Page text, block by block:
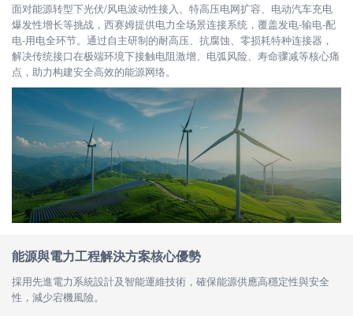
面对能源转型下光伏/风电波动性接入、特高压电网扩容、电动汽车充电
爆发性增长等挑战，西赛姆提供电力全场景连接系统，覆盖发电-输电-配
电-用电全环节。通过自主研制的耐高压、抗腐蚀、零损耗特种连接器，
解决传统接口在极端环境下接触电阻激增、电弧风险、寿命骤减等核心痛
点，助力构建安全高效的能源网络。
能源與電力工程解決方案核心優勢
採用先進電力系統設計及智能運維技術，確保能源供應高穩定性與安全
性，減少宕機風險。